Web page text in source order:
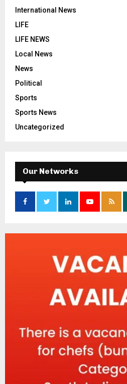
International News
LIFE
LIFE NEWS
Local News
News
Political
Sports
Sports News
Uncategorized
Our Networks